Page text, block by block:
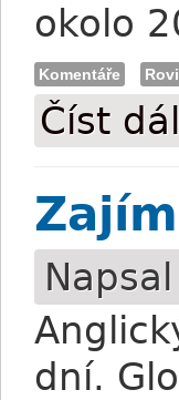
okolo
Komentáře
Číst dál
dní.